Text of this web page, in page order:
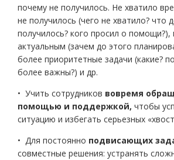
почему не получилось. Не хватило
не получилось (чего не хватило? что
получилось? кого просил о помощи?),
актуальным (зачем до этого
более приоритетные задачи (какие?
более важны?) и др.
• Учить сотрудников вовремя
помощью и поддержкой, чтобы
ситуацию и избегать серьезных
• Для постоянно подвисающих
совместные решения: устранять